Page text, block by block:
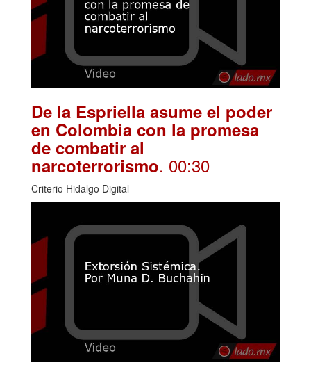
De la Espriella asume el poder
en Colombia con la promesa
de combatir al
narcoterrorismo. 00:30
Criterio Hidalgo Digital